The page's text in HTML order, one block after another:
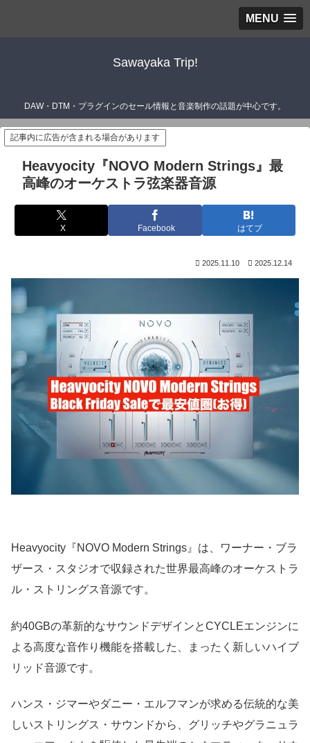
MENU
Sawayaka Trip!
DAW・DTM・プラグインのセール情報と音楽制作の話題が中心です。
記事内に広告が含まれる場合があります
Heavyocity『NOVO Modern Strings』最
高峰のオーケストラ弦楽器音源
X Facebook はてブ
2025.11.10 2025.12.14
Heavyocity『NOVO Modern Strings』は、ワーナー・ブラ
ザース・スタジオで収録された世界最高峰のオーケストラ
ル・ストリングス音源です。
約40GBの革新的なサウンドデザインとCYCLEエンジンに
よる高度な音作り機能を搭載した、まったく新しいハイブ
リッド音源です。
ハンス・ジマーやダニー・エルフマンが求める伝統的な美
しいストリングス・サウンドから、グリッチやグラニュラ